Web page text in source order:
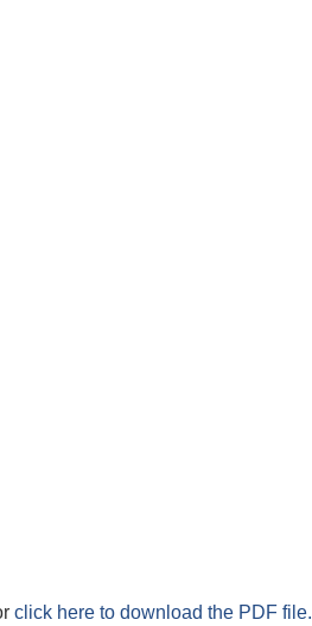
click here to download the PDF file.